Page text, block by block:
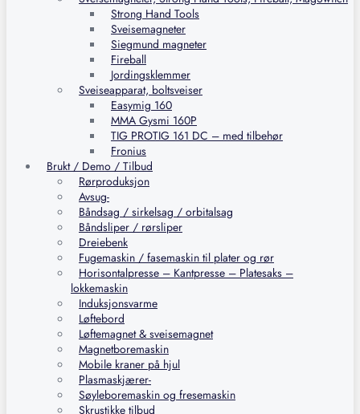
Strong Hand Tools
Sveisemagneter
Siegmund magneter
Fireball
Jordingsklemmer
Sveiseapparat, boltsveiser
Easymig 160
MMA Gysmi 160P
TIG PROTIG 161 DC – med tilbehør
Fronius
Brukt / Demo / Tilbud
Rørproduksjon
Avsug-
Båndsag / sirkelsag / orbitalsag
Båndsliper / rørsliper
Dreiebenk
Fugemaskin / fasemaskin til plater og rør
Horisontalpresse – Kantpresse – Platesaks –
lokkemaskin
Induksjonsvarme
Løftebord
Løftemagnet & sveisemagnet
Magnetboremaskin
Mobile kraner på hjul
Plasmaskjærer-
Søyleboremaskin og fresemaskin
Skrustikke tilbud